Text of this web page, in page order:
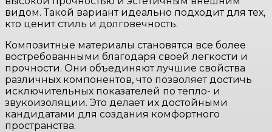
видом. Такой вариант идеально подходит для тех,
кто ценит стиль и долговечность.
Композитные материалы становятся все более
востребованными благодаря своей легкости и
прочности. Они объединяют лучшие свойства
различных компонентов, что позволяет достичь
исключительных показателей по тепло- и
звукоизоляции. Это делает их достойными
кандидатами для создания комфортного
пространства.